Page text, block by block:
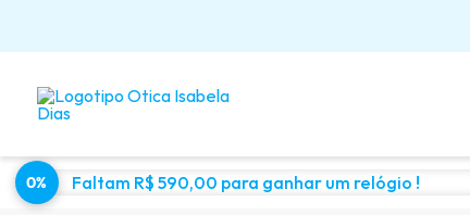
0% Faltam R$ 590,00 para ganhar um relógio !